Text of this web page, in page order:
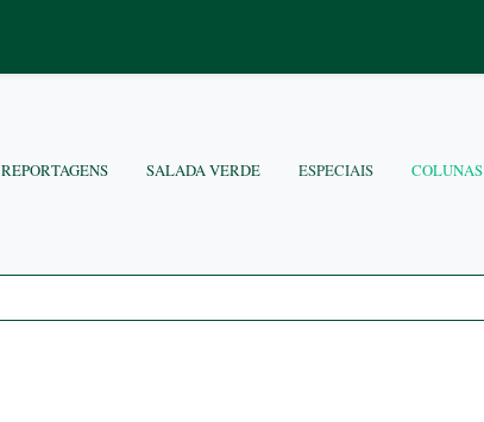
REPORTAGENS SALADA VERDE ESPECIAIS COLUNAS